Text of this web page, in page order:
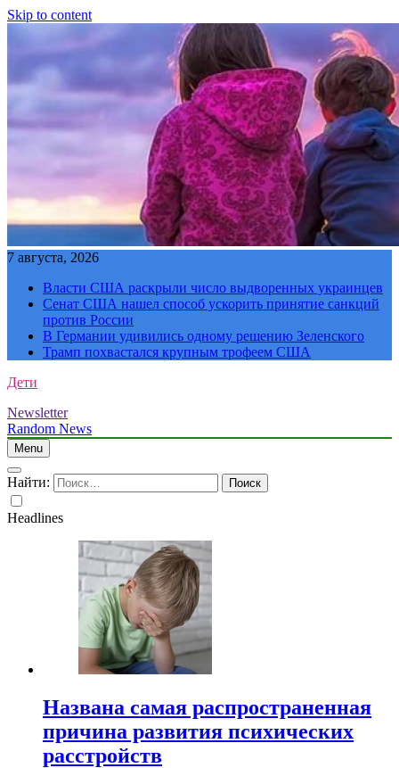
Skip to content
7 августа, 2026
Власти США раскрыли число выдворенных украинцев
Сенат США нашел способ ускорить принятие санкций
против России
В Германии удивились одному решению Зеленского
Трамп похвастался крупным трофеем США
Дети
Newsletter
Random News
Menu
Найти:
Headlines
Названа самая распространенная
причина развития психических
расстройств